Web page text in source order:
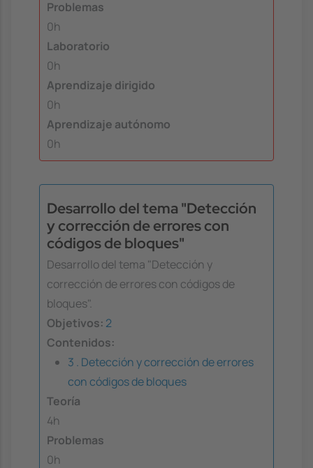
Problemas
0h
Laboratorio
0h
Aprendizaje dirigido
0h
Aprendizaje autónomo
0h
Desarrollo del tema "Detección
y corrección de errores con
códigos de bloques"
Desarrollo del tema "Detección y
corrección de errores con códigos de
bloques".
Objetivos: 2
Contenidos:
3 . Detección y corrección de errores
con códigos de bloques
Teoría
4h
Problemas
0h